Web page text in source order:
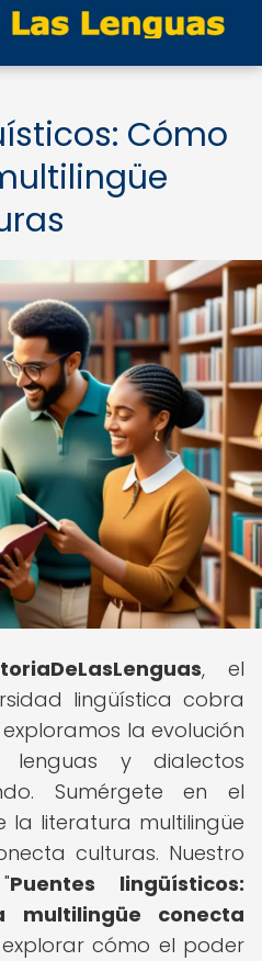
Cómo
, el
lingüística cobra
la evolución
y dialectos
Sumérgete en el
la literatura multilingüe
culturas. Nuestro
Puentes lingüísticos:
multilingüe conecta
cómo el poder